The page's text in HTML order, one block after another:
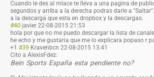
Cuando le des al rnlace te lleva a una pagina de
segundos y arriba a la derecha podras darle a
a la descarga que esta en dropbox y la descargas.
#40 javier 22-08-2015 21:53
hola por que no me puedo descargar la lista de
he echo y me gustaria que me lo explicara popaso r
+1 #39 Kravenbcn 22-08-2015 13:41
Cito a AlexisFdez:
Bein Sports España esta pendiente no?